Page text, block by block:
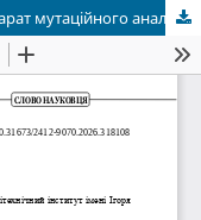
Параметризований математичний апарат мутаційного аналізу систем машинного навчання